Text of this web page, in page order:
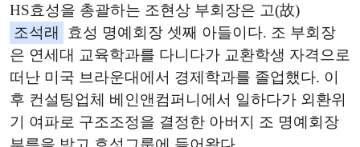
HS효성을 총괄하는 조현상 부회장은 고(故)
조석래
효성 명예회장 셋째 아들이다. 조 부회장
은 연세대 교육학과를 다니다가 교환학생 자격으로
떠난 미국 브라운대에서 경제학과를 졸업했다. 이
후 컨설팅업체 베인앤컴퍼니에서 일하다가 외환위
기 여파로 구조조정을 결정한 아버지 조 명예회장